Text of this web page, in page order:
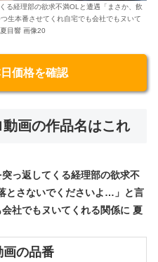
る経理部の欲求不満OLと遭遇「まさか、飲
生本番させてくれ自宅でも会社でもヌいて
目響 画像20
価格を確認
画の作品名はこれ
っ返してくる経理部の欲求不
とさないでくださいよ…」と言
社でもヌいてくれる関係に 夏
の品番